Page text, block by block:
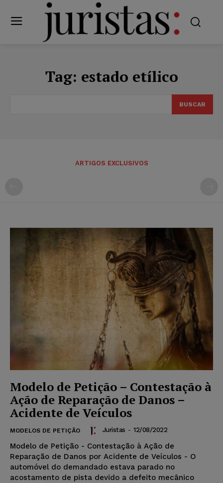
Tag: estado etílico
BUSCAR
ARTIGOS EXCLUSIVOS
Modelo de Petição – Contestação à
Ação de Reparação de Danos –
Acidente de Veículos
MODELOS DE PETIÇÃO Juristas - 12/08/2022
Modelo de Petição - Contestação à Ação de
Reparação de Danos por Acidente de Veículos - O
automóvel do demandado estava parado no
acostamento de pista devido a defeito mecânico